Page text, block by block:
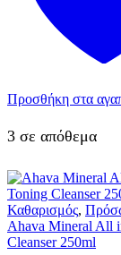
Προσθήκη στα
3 σε απόθεμα
Καθαρισμός,
Ahava Mineral All
Cleanser 250ml